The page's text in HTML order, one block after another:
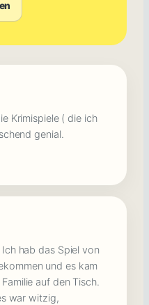
Krimispiele ( die ich
genial.
hab das Spiel von
und es kam
auf den Tisch.
war witzig,